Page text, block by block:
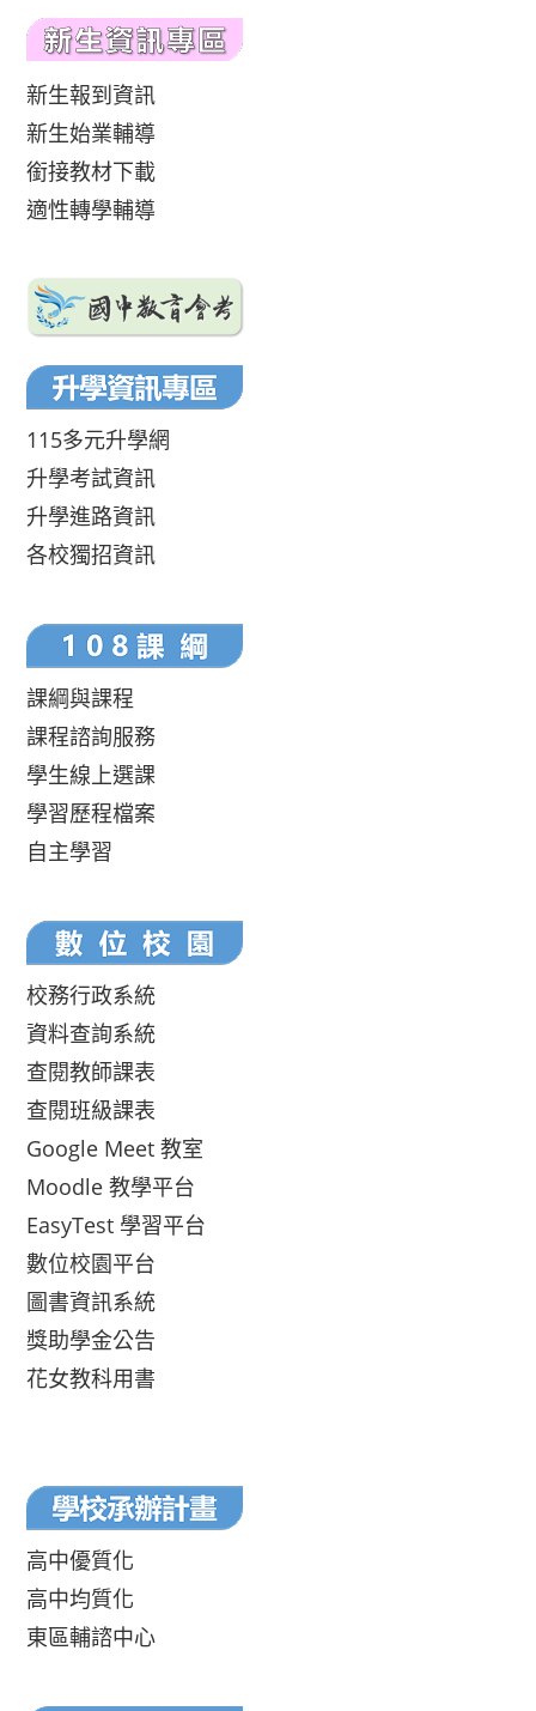
新生報到資訊
新生始業輔導
銜接教材下載
適性轉學輔導
115多元升學網
升學考試資訊
升學進路資訊
各校獨招資訊
課綱與課程
課程諮詢服務
學生線上選課
學習歷程檔案
自主學習
校務行政系統
資料查詢系統
查閱教師課表
查閱班級課表
Google Meet 教室
Moodle 教學平台
EasyTest 學習平台
數位校園平台
圖書資訊系統
獎助學金公告
花女教科用書
高中優質化
高中均質化
東區輔諮中心